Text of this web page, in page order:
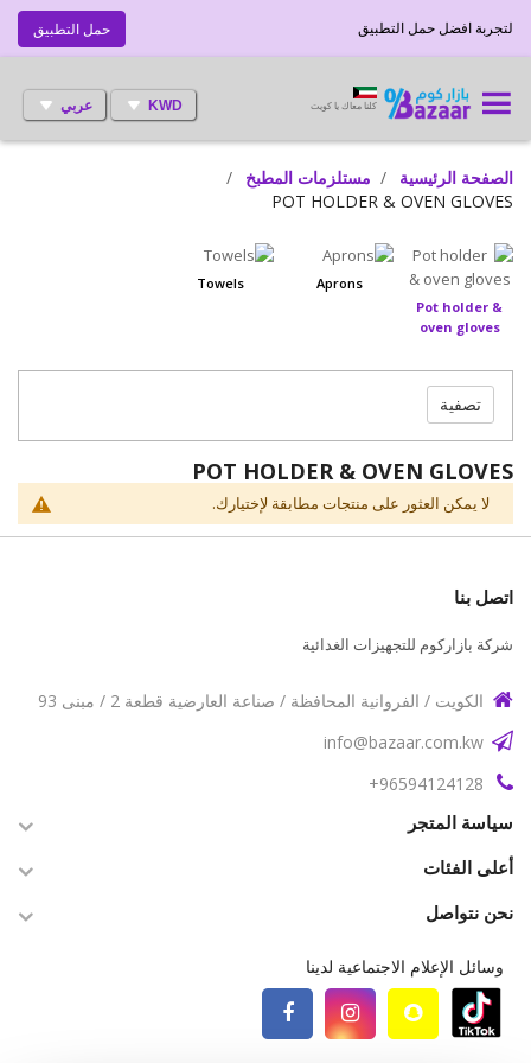
حمل التطبيق لتجربة افضل حمل التطبيق
KWD عربي كلنا معاك يا كويت
الصفحة الرئيسية
مستلزمات المطبخ
POT HOLDER & OVEN GLOVES
Pot holder &
oven gloves
Aprons
Towels
POT HOLDER & OVEN GLOVES
لا يمكن العثور على منتجات مطابقة لإختيارك.
تصفية
اتصل بنا
شركة بازاركوم للتجهيزات الغدائية
الكويت / الفروانية المحافظة / صناعة العارضية قطعة 2 / مبنى 93
info@bazaar.com.kw
96594124128+
سياسة المتجر
أعلى الفئات
نحن نتواصل
وسائل الإعلام الاجتماعية لدينا